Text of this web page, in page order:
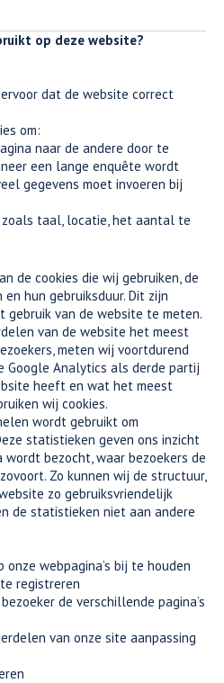
op deze website?
dat de website correct
om:
naar de andere door te
een lange enquête wordt
gegevens moet invoeren bij
zoals taal, locatie, het aantal te
de cookies die wij gebruiken, de
hun gebruiksduur. Dit zijn
gebruik van de website te meten.
van de website het meest
meten wij voortdurend
Google Analytics als derde partij
heeft en wat het meest
wij cookies.
wordt gebruikt om
statistieken geven ons inzicht
wordt bezocht, waar bezoekers de
Zo kunnen wij de structuur,
zo gebruiksvriendelijk
de statistieken niet aan andere
webpagina’s bij te houden
registreren
de verschillende pagina’s
van onze site aanpassing